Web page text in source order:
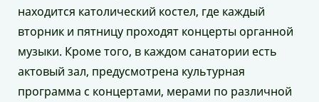
находится католический костел, где каждый
вторник и пятницу проходят концерты органной
музыки. Кроме того, в каждом санатории есть
актовый зал, предусмотрена культурная
программа с концертами, мерами по различной